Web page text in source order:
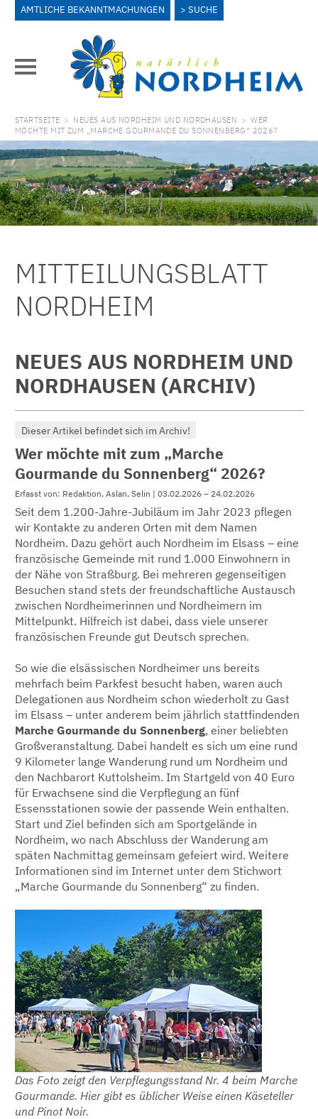
AMTLICHE BEKANNTMACHUNGEN SUCHE
STARTSEITE > NEUES AUS NORDHEIM UND NORDHAUSEN > WER
MÖCHTE MIT ZUM „MARCHE GOURMANDE DU SONNENBERG“ 2026?
MITTEILUNGSBLATT
NORDHEIM
NEUES AUS NORDHEIM UND
NORDHAUSEN (ARCHIV)
Dieser Artikel befindet sich im Archiv!
Wer möchte mit zum „Marche
Gourmande du Sonnenberg“ 2026?
Erfasst von: Redaktion, Aslan, Selin | 03.02.2026 – 24.02.2026
Seit dem 1.200-Jahre-Jubiläum im Jahr 2023 pflegen
wir Kontakte zu anderen Orten mit dem Namen
Nordheim. Dazu gehört auch Nordheim im Elsass – eine
französische Gemeinde mit rund 1.000 Einwohnern in
der Nähe von Straßburg. Bei mehreren gegenseitigen
Besuchen stand stets der freundschaftliche Austausch
zwischen Nordheimerinnen und Nordheimern im
Mittelpunkt. Hilfreich ist dabei, dass viele unserer
französischen Freunde gut Deutsch sprechen.
So wie die elsässischen Nordheimer uns bereits
mehrfach beim Parkfest besucht haben, waren auch
Delegationen aus Nordheim schon wiederholt zu Gast
im Elsass – unter anderem beim jährlich stattfindenden
Marche Gourmande du Sonnenberg, einer beliebten
Großveranstaltung. Dabei handelt es sich um eine rund
9 Kilometer lange Wanderung rund um Nordheim und
den Nachbarort Kuttolsheim. Im Startgeld von 40 Euro
für Erwachsene sind die Verpflegung an fünf
Essensstationen sowie der passende Wein enthalten.
Start und Ziel befinden sich am Sportgelände in
Nordheim, wo nach Abschluss der Wanderung am
späten Nachmittag gemeinsam gefeiert wird. Weitere
Informationen sind im Internet unter dem Stichwort
„Marche Gourmande du Sonnenberg“ zu finden.
Das Foto zeigt den Verpflegungsstand Nr. 4 beim Marche
Gourmande. Hier gibt es üblicher Weise einen Käseteller
und Pinot Noir.